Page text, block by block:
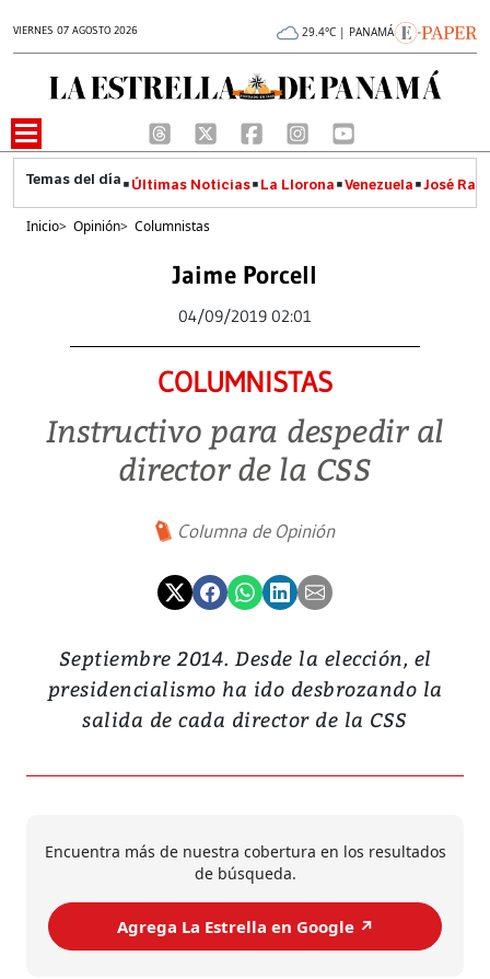
VIERNES 07 AGOSTO 2026 29.4°C | PANAMÁ
Últimas Noticias La Llorona Venezuela José
Inicio> Opinión> Columnistas
Jaime Porcell
04/09/2019 02:01
COLUMNISTAS
Instructivo para despedir al
director de la CSS
Columna de Opinión
Septiembre 2014. Desde la elección, el
presidencialismo ha ido desbrozando la
salida de cada director de la CSS
Encuentra más de nuestra cobertura en los resultados
de búsqueda.
Agrega La Estrella en Google ↗️